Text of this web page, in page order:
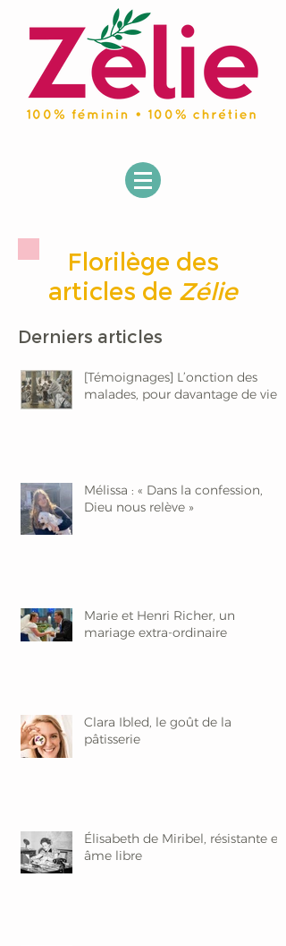
Florilège des
articles de Zélie
Derniers articles
[Témoignages] L’onction des
malades, pour davantage de vie
Mélissa : « Dans la confession,
Dieu nous relève »
Marie et Henri Richer, un
mariage extra-ordinaire
Clara Ibled, le goût de la
pâtisserie
Élisabeth de Miribel, résistante et
âme libre